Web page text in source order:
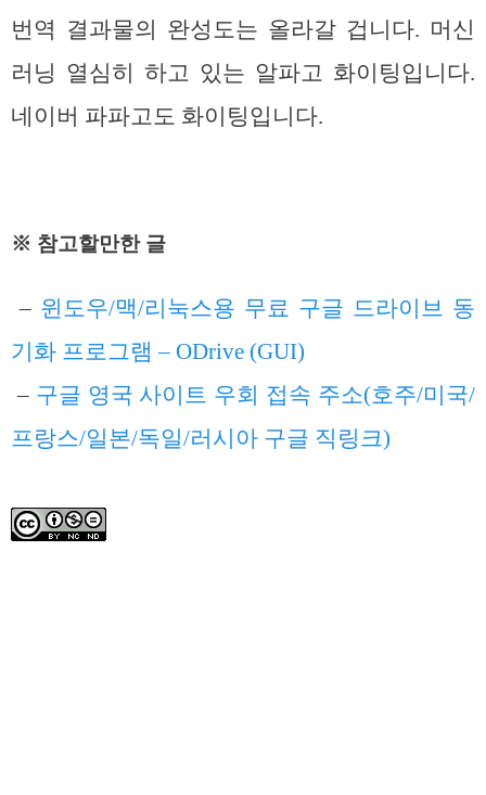
번역 결과물의 완성도는 올라갈 겁니다. 머신
러닝 열심히 하고 있는 알파고 화이팅입니다.
네이버 파파고도 화이팅입니다.
※ 참고할만한 글
– 윈도우/맥/리눅스용 무료 구글 드라이브 동
기화 프로그램 – ODrive (GUI)
– 구글 영국 사이트 우회 접속 주소(호주/미국/
프랑스/일본/독일/러시아 구글 직링크)